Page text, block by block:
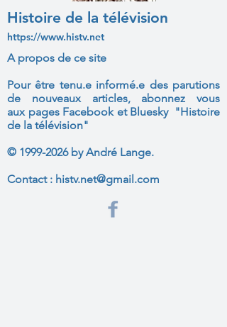
Histoire de la télévision
https://www.histv.net
A propos de ce site
Pour être tenu.e informé.e des parutions
de nouveaux articles, abonnez vous
aux pages Facebook et Bluesky "Histoire
de la télévision"
© 1999-2026by André Lange.
Contact : histv.net@gmail.com